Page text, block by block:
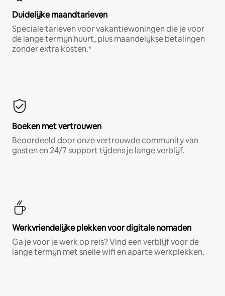
Duidelijke maandtarieven
Speciale tarieven voor vakantiewoningen die je voor
de lange termijn huurt, plus maandelijkse betalingen
zonder extra kosten.*
Boeken met vertrouwen
Beoordeeld door onze vertrouwde community van
gasten en 24/7 support tijdens je lange verblijf.
Werkvriendelijke plekken voor digitale nomaden
Ga je voor je werk op reis? Vind een verblijf voor de
lange termijn met snelle wifi en aparte werkplekken.